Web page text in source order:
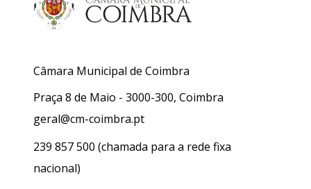
Câmara Municipal de Coimbra
Praça 8 de Maio - 3000-300, Coimbra
geral@cm-coimbra.pt
239 857 500 (chamada para a rede fixa
nacional)